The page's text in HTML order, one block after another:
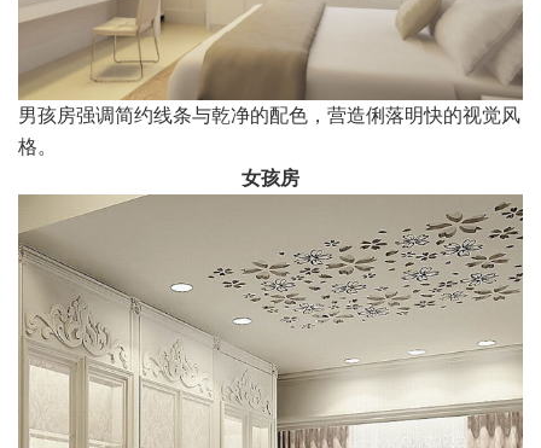
男孩房强调简约线条与乾净的配色，营造俐落明快的视觉风
格。
女孩房